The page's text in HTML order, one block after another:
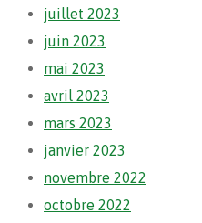
juillet 2023
juin 2023
mai 2023
avril 2023
mars 2023
janvier 2023
novembre 2022
octobre 2022